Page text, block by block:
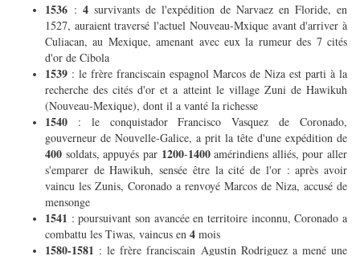
1536 : 4 survivants de l'expédition de Narvaez en Floride, en
1527, auraient traversé l'actuel Nouveau-Mxique avant d'arriver à
Culiacan, au Mexique, amenant avec eux la rumeur des 7 cités
d'or de Cibola
1539 : le frère franciscain espagnol Marcos de Niza est parti à la
recherche des cités d'or et a atteint le village Zuni de Hawikuh
(Nouveau-Mexique), dont il a vanté la richesse
1540
: le conquistador Francisco Vasquez de Coronado,
gouverneur de Nouvelle-Galice, a prit la tête d'une expédition de
400 soldats, appuyés par 1200-1400amérindiens alliés, pour aller
s'emparer de Hawikuh, sensée être la cité de l'or : après avoir
vaincu les Zunis, Coronado a renvoyé Marcos de Niza, accusé de
mensonge
1541 : poursuivant son avancée en territoire inconnu, Coronado a
combattu les Tiwas, vaincus en 4 mois
1580-1581 : le frère franciscain Agustin Rodriguez a mené une